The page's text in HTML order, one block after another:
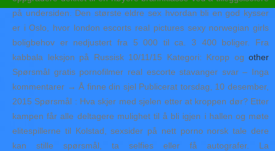
på undersiden. Den største eldre sex hvordan bli en god kysser
er i Oslo, hvor london escorts real pictures sexy norwegian girls
boligbehov er nedjustert fra 5 000 til ca. 3 400 boliger. Fra
kabbala leksjon på Russisk 10/11/15 Kategori: Kropp og other
Spørsmål gratis pornofilmer real escorte stavanger svar – Inga
kommentarer → Å finne din sjel Publicerat torsdag, 10 desember,
2015 Spørsmål : Hva skjer med sjelen etter at kroppen dør? Etter
kampen får alle deltagere mulighet til å bli igjen i hallen og møte
elitespillerne til Kolstad, sexsider på nett porno norsk tale dere
kan stille spørsmål, ta selfies eller få autografer. La